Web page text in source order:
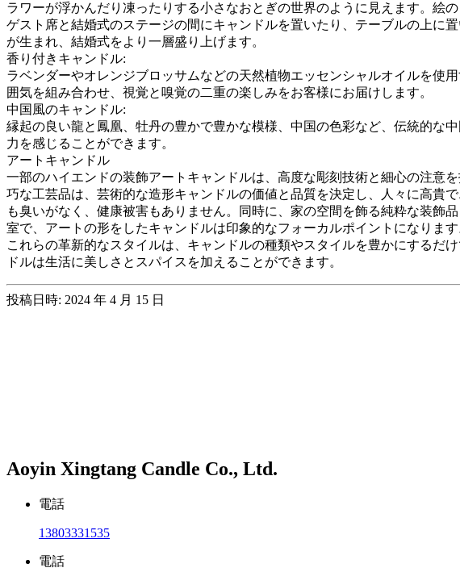
ラワーが浮かんだり凍ったりする小さなおとぎの世界のように見えます。絵
ゲスト席と結婚式のステージの間にキャンドルを置いたり、テーブルの上に
が生まれ、結婚式をより一層盛り上げます。
香り付きキャンドル:
ラベンダーやオレンジブロッサムなどの天然植物エッセンシャルオイルを使
囲気を組み合わせ、視覚と嗅覚の二重の楽しみをお客様にお届けします。
中国風のキャンドル:
縁起の良い龍と鳳凰、牡丹の豊かで豊かな模様、中国の色彩など、伝統的な
力を感じることができます。
アートキャンドル
一部のハイエンドの装飾アートキャンドルは、高度な彫刻技術と細心の注意
巧な工芸品は、芸術的な造形キャンドルの価値と品質を決定し、人々に高貴
も臭いがなく、健康被害もありません。同時に、家の空間を飾る純粋な装飾
室で、アートの形をしたキャンドルは印象的なフォーカルポイントになります
これらの革新的なスタイルは、キャンドルの種類やスタイルを豊かにするだ
ドルは生活に美しさとスパイスを加えることができます。
投稿日時: 2024 年 4 月 15 日
Aoyin Xingtang Candle Co., Ltd.
電話
13803331535
電話